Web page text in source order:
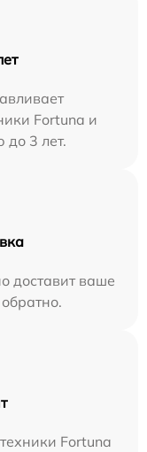
Fortuna и
до 3 лет.
доставит ваше
Fortuna